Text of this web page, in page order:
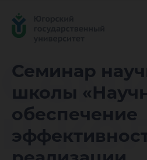
Семинар
школы
обеспечение